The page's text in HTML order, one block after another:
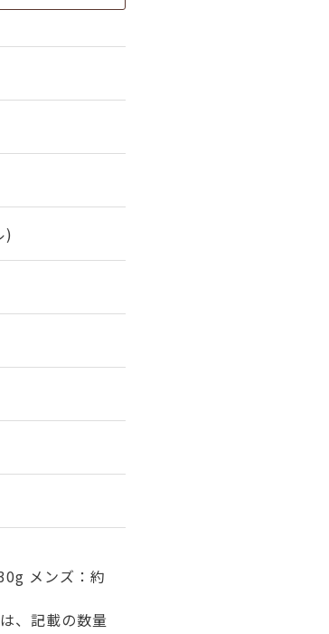
)
メンズ：約
、記載の数量